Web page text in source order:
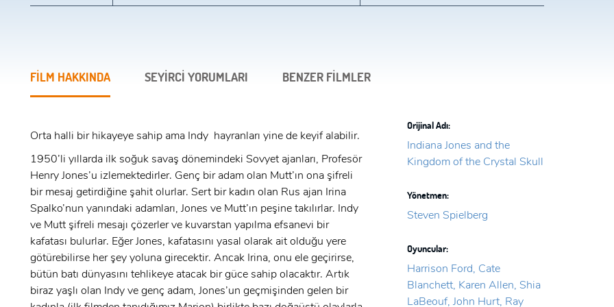
x
GIRIŞ YAP
x
ÜYE OL
Ad Soyad:
FİLM HAKKINDA SEYİRCİ YORUMLARI BENZER FİLMLER
Orta halli bir hikayeye sahip ama Indy hayranları yine de keyif alabilir.
1950’li yıllarda ilk soğuk savaş dönemindeki Sovyet ajanları, Profesör
Henry Jones’u izlemektedirler. Genç bir adam olan Mutt’ın ona şifreli
bir mesaj getirdiğine şahit olurlar. Sert bir kadın olan Rus ajan Irina
Spalko’nun yanındaki adamları, Jones ve Mutt’ın peşine takılırlar. Indy
ve Mutt şifreli mesajı çözerler ve kuvarstan yapılma efsanevi bir
kafatası bulurlar. Eğer Jones, kafatasını yasal olarak ait olduğu yere
götürebilirse her şey yoluna girecektir. Ancak Irina, onu ele geçirirse,
bütün batı dünyasını tehlikeye atacak bir güce sahip olacaktır. Artık
biraz yaşlı olan Indy ve genç adam, Jones’un geçmişinden gelen bir
Orijinal Adı:
Indiana Jones and the
Kingdom of the Crystal Skull
Yönetmen:
Steven Spielberg
Oyuncular:
Harrison Ford, Cate
Blanchett, Karen Allen, Shia
LaBeouf, John Hurt, Ray